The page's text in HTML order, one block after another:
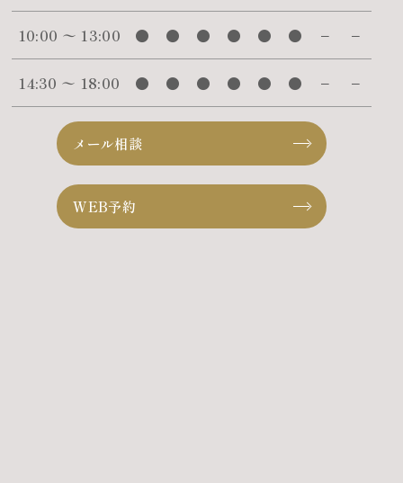
10:00 〜 13:00 ● ● ● ● ● ● − −
14:30 〜 18:00 ● ● ● ● ● ● − −
メール相談
WEB予約